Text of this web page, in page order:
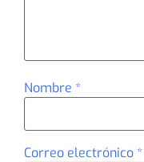
Nombre *
Correo electrónico *